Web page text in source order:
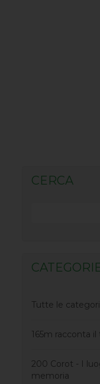
CERCA
Tutte le
165m racconta
200 Corot - I
memoria